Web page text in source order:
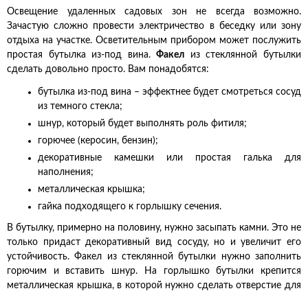
Освещение удаленных садовых зон не всегда возможно.
Зачастую сложно провести электричество в беседку или зону
отдыха на участке. Осветительным прибором может послужить
простая бутылка из-под вина.Факел из стеклянной бутылки
сделать довольно просто. Вам понадобятся:
бутылка из-под вина – эффектнее будет смотреться сосуд
из темного стекла;
шнур, который будет выполнять роль фитиля;
горючее (керосин, бензин);
декоративные камешки или простая галька для
наполнения;
металлическая крышка;
гайка подходящего к горлышку сечения.
В бутылку, примерно на половину, нужно засыпать камни. Это не
только придаст декоративный вид сосуду, но и увеличит его
устойчивость. Факел из стеклянной бутылки нужно заполнить
горючим и вставить шнур. На горлышко бутылки крепится
металлическая крышка, в которой нужно сделать отверстие для